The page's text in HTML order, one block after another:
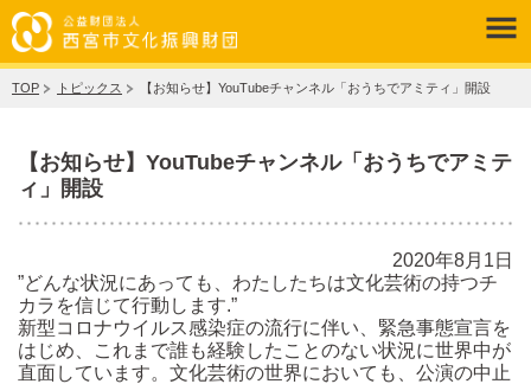
TOP トピックス 【お知らせ】YouTubeチャンネル「おうちでアミティ」開設
【お知らせ】YouTubeチャンネル「おうちでアミテ
ィ」開設
2020年8月1日
”どんな状況にあっても、わたしたちは文化芸術の持つチ
カラを信じて行動します.”
新型コロナウイルス感染症の流行に伴い、緊急事態宣言を
はじめ、これまで誰も経験したことのない状況に世界中が
直面しています。文化芸術の世界においても、公演の中止